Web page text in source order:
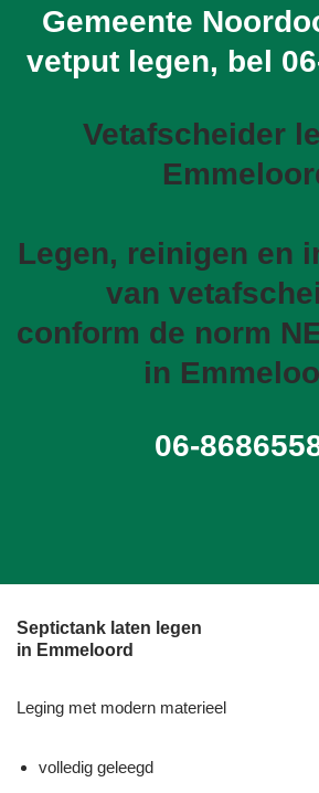
Gemeente
vetput legen, bel
Vetafscheider
Legen, reinigen en
van
conform de norm
in
06-
Septictank laten legen
in Emmeloord
Leging met modern materieel
volledig geleegd